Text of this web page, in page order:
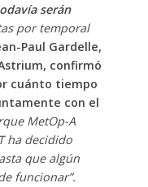
serán
por temporal
Paul Gardelle,
confirmó
cuánto tiempo
con el
MetOp-A
ha decidido
que algún
funcionar”.